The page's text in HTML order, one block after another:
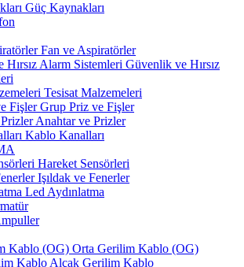
Güç Kaynakları
Fan ve Aspiratörler
Güvenlik ve Hırsız
Tesisat Malzemeleri
Grup Priz ve Fişler
Anahtar ve Prizler
Kablo Kanalları
Hareket Sensörleri
Işıldak ve Fenerler
Led Aydınlatma
Orta Gerilim Kablo (OG)
Alçak Gerilim Kablo